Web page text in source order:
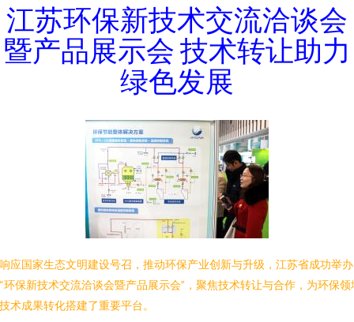
江苏环保新技术交流洽谈会
暨产品展示会 技术转让助力
绿色发展
应国家生态文明建设号召，推动环保产业创新与升级，江苏省成功举办
环保新技术交流洽谈会暨产品展示会”，聚焦技术转让与合作，为环保领
术成果转化搭建了重要平台。